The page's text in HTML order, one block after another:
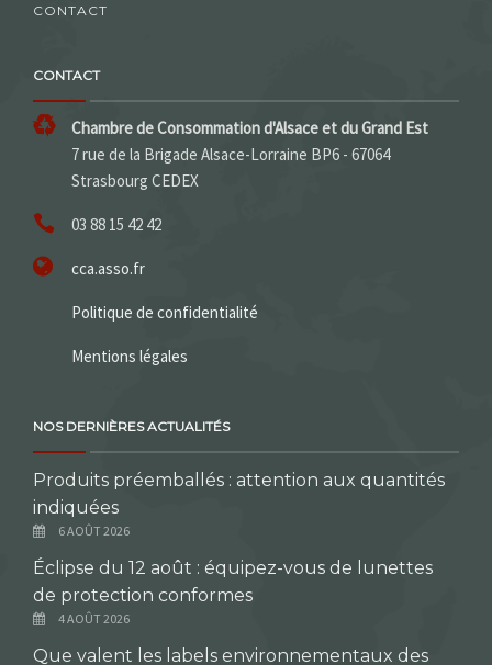
CONTACT
CONTACT
Chambre de Consommation d'Alsace et du Grand Est
7 rue de la Brigade Alsace-Lorraine BP6 - 67064
Strasbourg CEDEX
03 88 15 42 42
cca.asso.fr
Politique de confidentialité
Mentions légales
NOS DERNIÈRES ACTUALITÉS
Produits préemballés : attention aux quantités
indiquées
6 AOÛT 2026
Éclipse du 12 août : équipez-vous de lunettes
de protection conformes
4 AOÛT 2026
Que valent les labels environnementaux des